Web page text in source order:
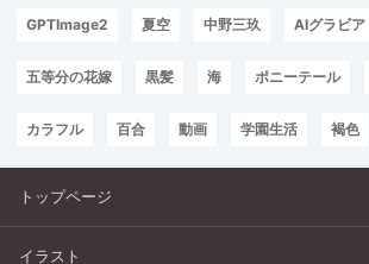
GPTImage2 夏空 中野三玖 AIグラビア
五等分の花嫁 黒髪 海 ポニーテール
カラフル 百合 動画 学園生活 褐色
トップページ
イラスト